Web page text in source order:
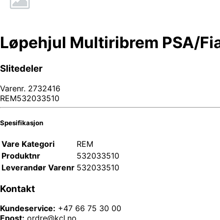
Løpehjul Multiribrem PSA/
Slitedeler
Varenr. 2732416
REM532033510
Spesifikasjon
Vare Kategori
REM
Produktnr
532033510
Leverandør Varenr 532033510
Kontakt
Kundeservice: +47 66 75 30 00